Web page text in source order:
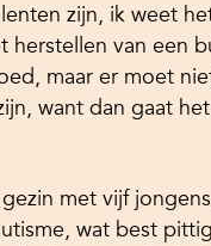
zijn, ik weet
herstellen van een
maar er moet
want dan gaat
met vijf
wat best